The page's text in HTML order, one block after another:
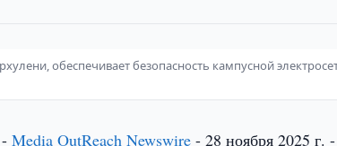
обеспечивает безопасность кампусной
-Media OutReach Newswire - 28 ноября 2025 г.